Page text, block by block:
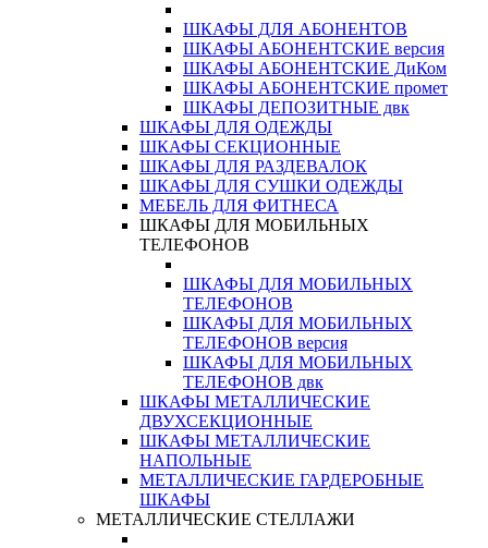
ШКАФЫ ДЛЯ АБОНЕНТОВ
ШКАФЫ АБОНЕНТСКИЕ версия
ШКАФЫ АБОНЕНТСКИЕ ДиКом
ШКАФЫ АБОНЕНТСКИЕ промет
ШКАФЫ ДЕПОЗИТНЫЕ двк
ШКАФЫ ДЛЯ ОДЕЖДЫ
ШКАФЫ СЕКЦИОННЫЕ
ШКАФЫ ДЛЯ РАЗДЕВАЛОК
ШКАФЫ ДЛЯ СУШКИ ОДЕЖДЫ
МЕБЕЛЬ ДЛЯ ФИТНЕСА
ШКАФЫ ДЛЯ МОБИЛЬНЫХ
ТЕЛЕФОНОВ
ШКАФЫ ДЛЯ МОБИЛЬНЫХ
ТЕЛЕФОНОВ
ШКАФЫ ДЛЯ МОБИЛЬНЫХ
ТЕЛЕФОНОВ версия
ШКАФЫ ДЛЯ МОБИЛЬНЫХ
ТЕЛЕФОНОВ двк
ШКАФЫ МЕТАЛЛИЧЕСКИЕ
ДВУХСЕКЦИОННЫЕ
ШКАФЫ МЕТАЛЛИЧЕСКИЕ
НАПОЛЬНЫЕ
МЕТАЛЛИЧЕСКИЕ ГАРДЕРОБНЫЕ
ШКАФЫ
МЕТАЛЛИЧЕСКИЕ СТЕЛЛАЖИ